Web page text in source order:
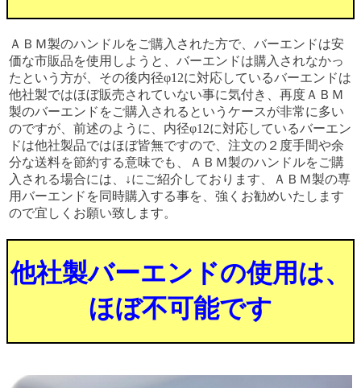
ＡＢＭ製のハンドルをご購入された方で、バーエンドは安
価な市販品を使用しようと、バーエンドは購入されなかっ
たという方が、その後内径φ12に対応しているバーエンドは
他社製ではほぼ販売されていない事に気付き、再度ＡＢＭ
製のバーエンドをご購入されるというケースが非常に多い
のですが、前述のように、内径φ12に対応しているバーエン
ドは他社製品ではほぼ皆無ですので、注文の２度手間や余
分な送料を節約する意味でも、ＡＢＭ製のハンドルをご購
入される場合には、↓にご紹介しております、ＡＢＭ製の専
用バーエンドを同時購入する事を、強くお勧めいたします
ので宜しくお願い致します。
他社製バーエンドの使用は、
ほぼ不可能です